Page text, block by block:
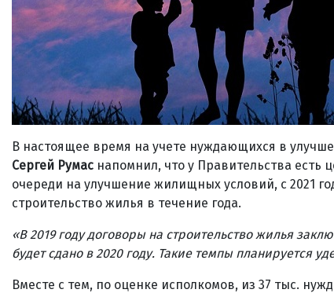
В настоящее время на учете нуждающихся в
Сергей Румас напомнил, что у Правительства есть
очереди на улучшение жилищных условий, с 2021
строительство жилья в течение года.
«В 2019 году договоры на строительство жилья
будет сдано в 2020 году. Такие темпы планируется
Вместе с тем, по оценке исполкомов, из 37 тыс.